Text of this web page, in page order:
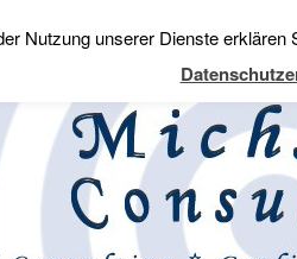
Nutzung unserer Dienste